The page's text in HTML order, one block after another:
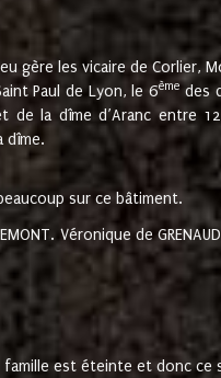
gère les vicaire de Corlier,
Paul de Lyon, le 6ème des
de la dîme d’Aranc entre
dîme.
sur ce bâtiment.
Véronique de GRENAUD
est éteinte et donc ce